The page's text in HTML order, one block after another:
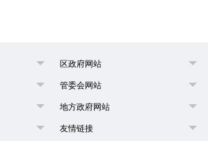
区政府网站
管委会网站
地方政府网站
友情链接